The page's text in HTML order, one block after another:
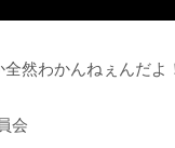
然わかんねぇんだよ
会